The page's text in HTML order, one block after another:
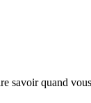
quand